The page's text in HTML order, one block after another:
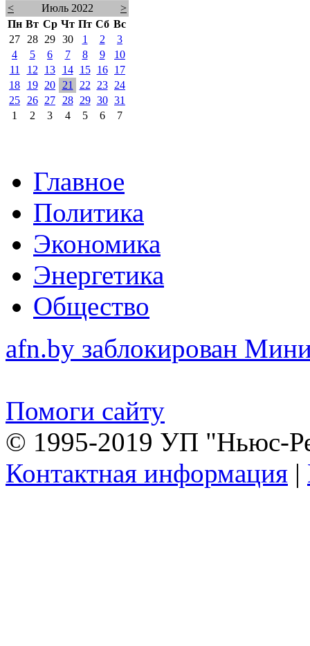
< Июль 2022
>
Пн Вт Ср Чт Пт Сб Вс
27
28 29 30 1 2
3
4
5 6 7 8 9
10
11
12 13 14 15 16
17
18
19 20 21 22 23
24
25
26 27 28 29 30 31
1
2 3 4 5 6 7
Главное
Политика
Экономика
Энергетика
Общество
afn.by заблокирован
Помоги сайту
© 1995-2019 УП "Ньюс-
Контактная информация |